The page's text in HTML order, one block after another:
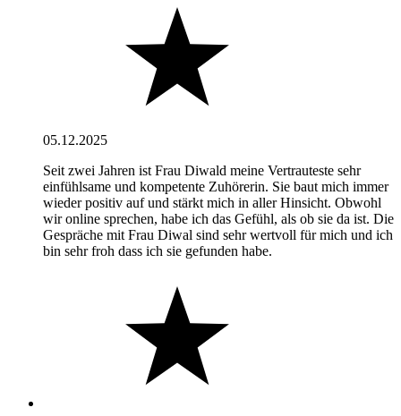
05.12.2025
Seit zwei Jahren ist Frau Diwald meine Vertrauteste sehr
einfühlsame und kompetente Zuhörerin. Sie baut mich immer
wieder positiv auf und stärkt mich in aller Hinsicht. Obwohl
wir online sprechen, habe ich das Gefühl, als ob sie da ist. Die
Gespräche mit Frau Diwal sind sehr wertvoll für mich und ich
bin sehr froh dass ich sie gefunden habe.